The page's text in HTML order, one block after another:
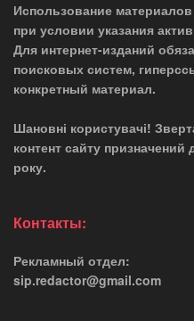
Использование
при условии указания
Для интернет-изданий
поисковых систем,
конкретный материал.
Шановні користувачі!
контент сайту призначений
року.
Контакты:
Рекламный отдел:
sip.redactor@gmail.com